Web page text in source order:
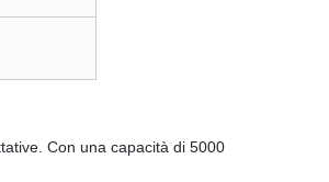
Con una capacità di 5000